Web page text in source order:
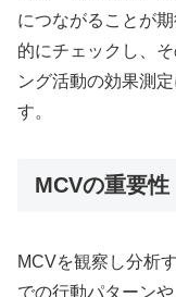
につながることが
的にチェックし、
ング活動の効果測
す。
MCVの重要性
MCVを観察し分析
での行動パターン